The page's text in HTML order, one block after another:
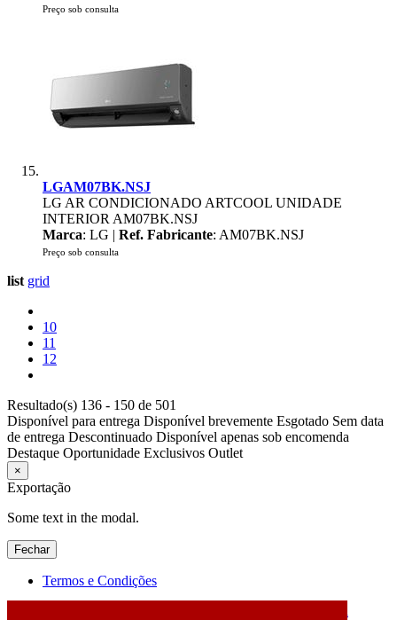
Preço sob consulta
LGAM07BK.NSJ
LG AR CONDICIONADO ARTCOOL UNIDADE
INTERIOR AM07BK.NSJ
Marca: LG | Ref. Fabricante: AM07BK.NSJ
Preço sob consulta
list grid
10
11
12
Resultado(s) 136 - 150 de 501
Disponível para entrega Disponível brevemente Esgotado Sem data
de entrega Descontinuado Disponível apenas sob encomenda
Destaque Oportunidade Exclusivos Outlet
×
Exportação
Some text in the modal.
Fechar
Termos e Condições